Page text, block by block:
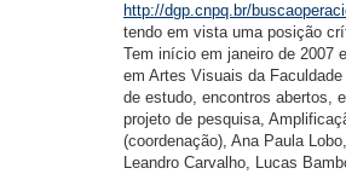
http://dgp.cnpq.br/
tendo em vista uma posição
Tem início em janeiro de 2007
em Artes Visuais da
de estudo, encontros abertos,
projeto de pesquisa,
(coordenação), Ana Paula
Leandro Carvalho, Lucas